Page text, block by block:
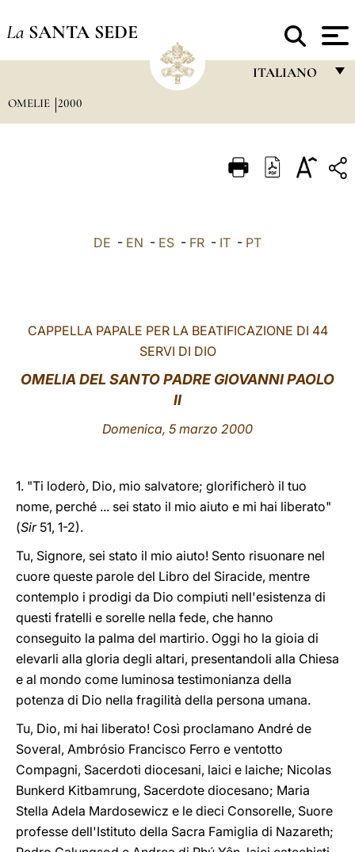
La SANTA SEDE
ITALIANO
ITALIANO
LATINE
OMELIE 2000
DE - EN - ES - FR - IT - PT
CAPPELLA PAPALE PER LA BEATIFICAZIONE DI 44
SERVI DI DIO
OMELIA DEL SANTO PADRE GIOVANNI PAOLO
II
Domenica, 5 marzo 2000
1. "Ti loderò, Dio, mio salvatore; glorificherò il tuo
nome, perché ... sei stato il mio aiuto e mi hai liberato"
(Sir51, 1-2).
Tu, Signore, sei stato il mio aiuto! Sento risuonare nel
cuore queste parole del Libro del Siracide, mentre
contemplo i prodigi da Dio compiuti nell'esistenza di
questi fratelli e sorelle nella fede, che hanno
conseguito la palma del martirio. Oggi ho la gioia di
elevarli alla gloria degli altari, presentandoli alla Chiesa
e al mondo come luminosa testimonianza della
potenza di Dio nella fragilità della persona umana.
Tu, Dio, mi hai liberato! Così proclamano André de
Soveral, Ambrósio Francisco Ferro e ventotto
Compagni, Sacerdoti diocesani, laici e laiche; Nicolas
Bunkerd Kitbamrung, Sacerdote diocesano; Maria
Stella Adela Mardosewicz e le dieci Consorelle, Suore
professe dell'Istituto della Sacra Famiglia di Nazareth;